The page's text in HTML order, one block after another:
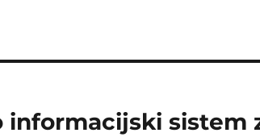
informacijski sistem